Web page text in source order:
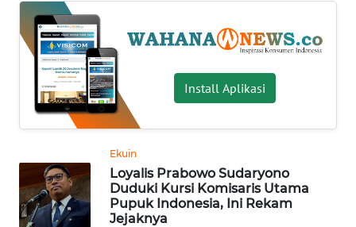
Install Aplikasi
Ekuin
Loyalis Prabowo Sudaryono
Duduki Kursi Komisaris Utama
Pupuk Indonesia, Ini Rekam
Jejaknya
DAERAH
POLHUKAM
KRIMINAL
SAINS-TEKNO